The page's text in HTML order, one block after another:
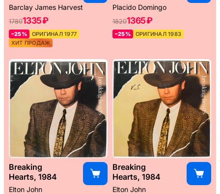
Barclay James Harvest
17801335 ₽
–25%
ОРИГИНАЛ 1977
ХИТ ПРОДАЖ
Placido Domingo
18201365 ₽
–25% ОРИГИНАЛ 1983
Breaking
Hearts, 1984
Elton John
Breaking
Hearts, 1984
Elton John